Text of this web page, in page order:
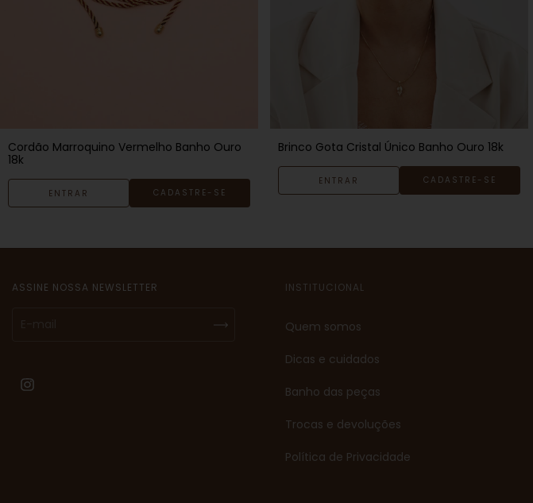
Cordão Marroquino Vermelho Banho Ouro
18k
ENTRAR CADASTRE-SE
Brinco Gota Cristal Único Banho Ouro 18k
ENTRAR CADASTRE-SE
ASSINE NOSSA NEWSLETTER INSTITUCIONAL
Quem somos
Dicas e cuidados
Banho das peças
Trocas e devoluções
Política de Privacidade